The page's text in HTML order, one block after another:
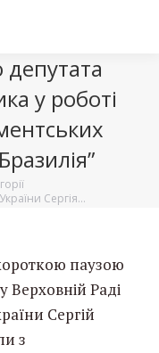
у роботі
Сергія…
паузою
Верховній Раді
Сергій
з